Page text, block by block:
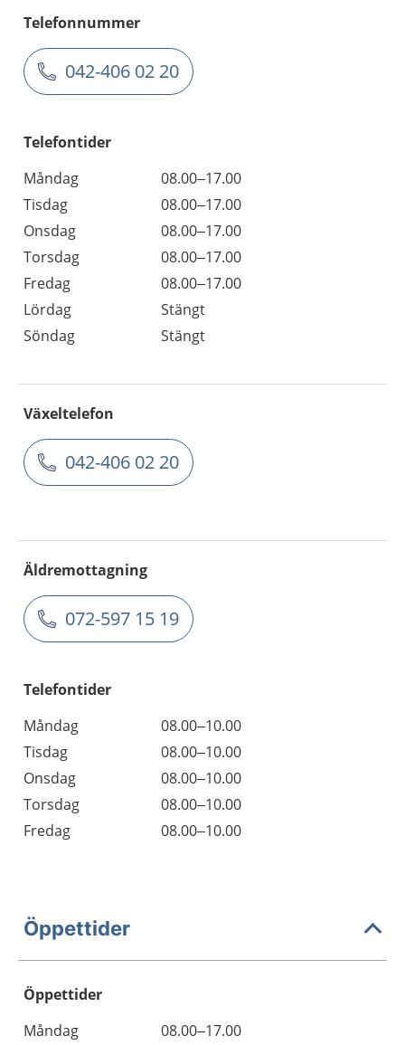
Telefonnummer
042-406 02 20
Telefontider
Måndag
08.00–17.00
Tisdag
08.00–17.00
Onsdag
08.00–17.00
Torsdag
08.00–17.00
Fredag
08.00–17.00
Lördag
Stängt
Söndag
Stängt
Växeltelefon
042-406 02 20
Äldremottagning
072-597 15 19
Telefontider
Måndag
08.00–10.00
Tisdag
08.00–10.00
Onsdag
08.00–10.00
Torsdag
08.00–10.00
Fredag
08.00–10.00
Öppettider
Öppettider
Dag
Öppettider
Kommentarer
Måndag
08.00–17.00